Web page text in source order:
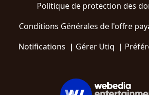
Politique de protection des
Conditions Générales de l'offre
Notifications | Gérer Utiq |